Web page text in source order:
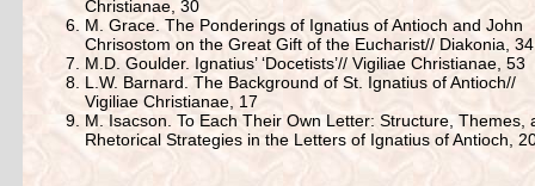
Christianae, 30
M. Grace. The Ponderings of Ignatius of Antioch and John
Chrisostom on the Great Gift of the Eucharist// Diakonia, 34
M.D. Goulder. Ignatius’ ‘Docetists’// Vigiliae Christianae, 53
L.W. Barnard. The Background of St. Ignatius of Antioch//
Vigiliae Christianae, 17
M. Isacson. To Each Their Own Letter: Structure, Themes,
Rhetorical Strategies in the Letters of Ignatius of Antioch,